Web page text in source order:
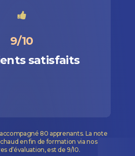
9/10
satisfaits
80 apprenants. La note
en fin de formation via nos
d’évaluation, est de 9/10.